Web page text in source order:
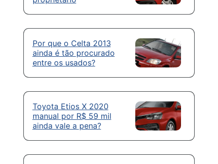
Por que o Celta 2013
ainda é tão procurado
entre os usados?
Toyota Etios X 2020
manual por R$ 59 mil
ainda vale a pena?